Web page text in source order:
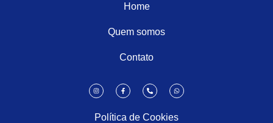
Home
Quem somos
Contato
Política de Cookies